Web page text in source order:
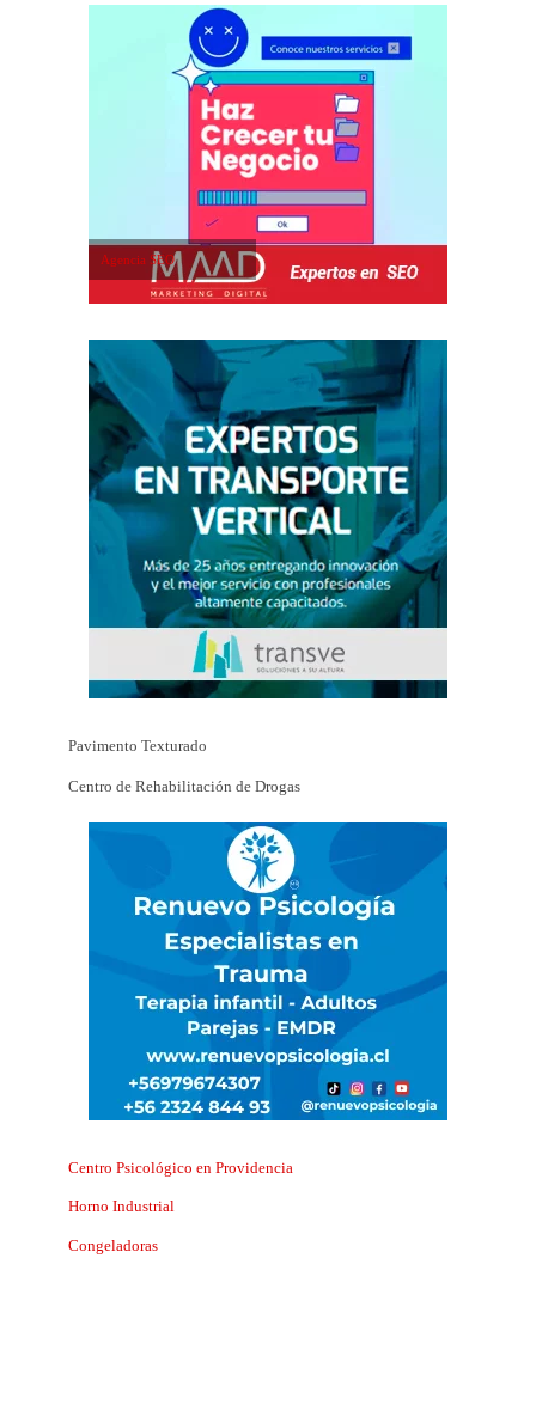
Agencia SEO
Pavimento Texturado
Centro de Rehabilitación de Drogas
Centro Psicológico en Providencia
Horno Industrial
Congeladoras